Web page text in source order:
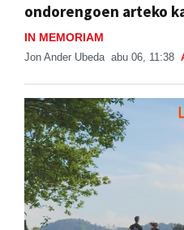
ondorengoen arteko
IN MEMORIAM
Jon Ander Ubeda abu 06, 11:38